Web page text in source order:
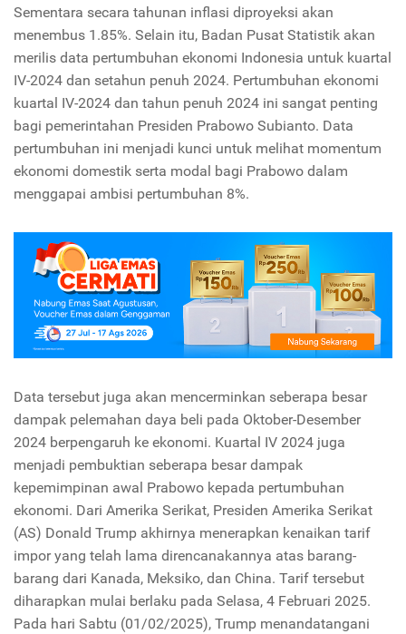
Sementara secara tahunan inflasi diproyeksi akan
menembus 1.85%. Selain itu, Badan Pusat Statistik akan
merilis data pertumbuhan ekonomi Indonesia untuk kuartal
IV-2024 dan setahun penuh 2024. Pertumbuhan ekonomi
kuartal IV-2024 dan tahun penuh 2024 ini sangat penting
bagi pemerintahan Presiden Prabowo Subianto. Data
pertumbuhan ini menjadi kunci untuk melihat momentum
ekonomi domestik serta modal bagi Prabowo dalam
menggapai ambisi pertumbuhan 8%.
Data tersebut juga akan mencerminkan seberapa besar
dampak pelemahan daya beli pada Oktober-Desember
2024 berpengaruh ke ekonomi. Kuartal IV 2024 juga
menjadi pembuktian seberapa besar dampak
kepemimpinan awal Prabowo kepada pertumbuhan
ekonomi. Dari Amerika Serikat, Presiden Amerika Serikat
(AS) Donald Trump akhirnya menerapkan kenaikan tarif
impor yang telah lama direncanakannya atas barang-
barang dari Kanada, Meksiko, dan China. Tarif tersebut
diharapkan mulai berlaku pada Selasa, 4 Februari 2025.
Pada hari Sabtu (01/02/2025), Trump menandatangani